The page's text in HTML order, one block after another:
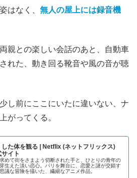
はなく、 無人の屋上には録音機
親との楽しい会話のあと、自動車
れた、動き回る靴音や風の音が聴
し前にここにいたに違いない、ナ
がってくる。
た体 を観 る | Netflix ( ネ ッ ト フ リ ッ ク ス )
イ ト
めて街をさまよう切断された手と、ひとりの青年の
生えた淡い恋心。パリを舞台に、恋愛と謎が交錯す
議な冒険を描いた、繊細なアニメ作品。